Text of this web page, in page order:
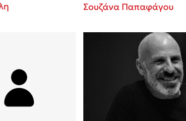
Σουζάνα Παπαφάγου